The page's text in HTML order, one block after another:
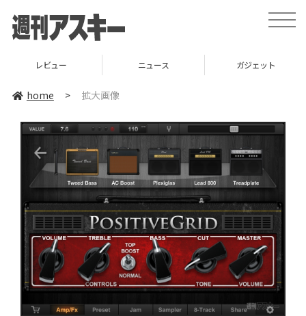
toggle
レビュー ニュース ガジェット
home > 拡大画像